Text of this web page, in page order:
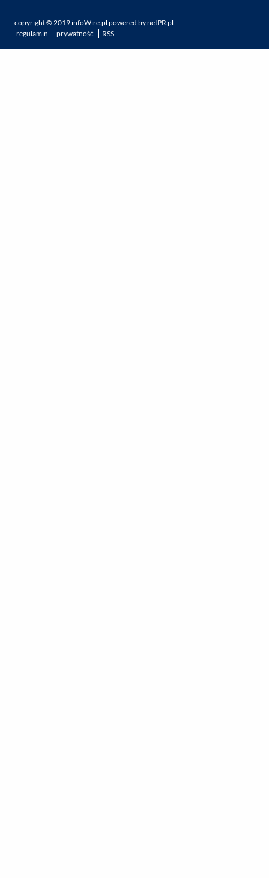
copyright ©2019infoWire.pl powered bynetPR.pl
regulamin
prywatność RSS